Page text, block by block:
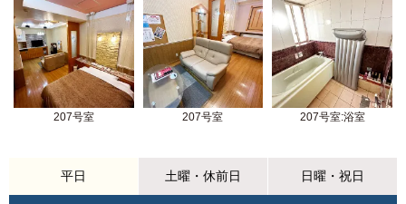
207号室 207号室 207号室:浴室
平日 土曜・休前日 日曜・祝日